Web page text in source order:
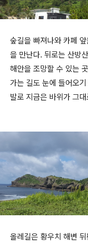
숲길을 빠져나와 카페
을 만난다. 뒤로는 산방
해안을 조망할 수 있는
가는 길도 눈에 들어오
발로 지금은 바위가 그
올레길은 황우치 해변